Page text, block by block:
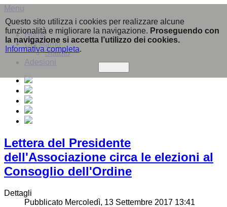
Questo sito utilizza i cookies per realizzare alcune
funzionalità e migliorare la navigazione. Proseguendo con
la navigazione si accetta l’utilizzo dei cookies.
Informativa completa.
Menu
Home
Chi siamo
Statuto
Adesioni
Lettera del Presidente
dell'Associazione circa le elezioni al
Consoglio dell'Ordine
Dettagli
Pubblicato Mercoledì, 13 Settembre 2017 13:41